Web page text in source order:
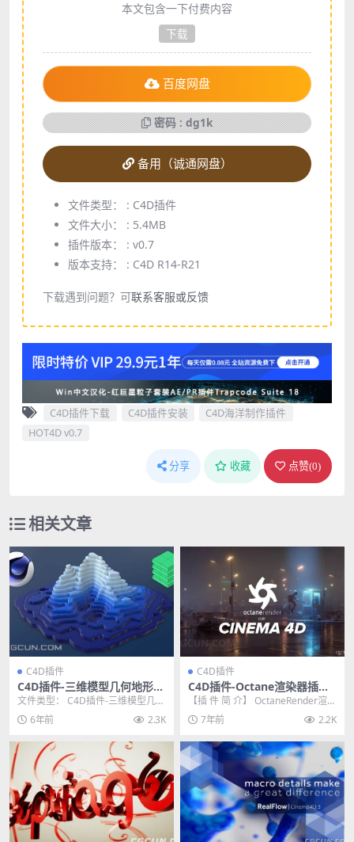
本文包含一下付费内容
下载
百度网盘
密码 : dg1k
备用（诚通网盘）
文件类型： : C4D插件
文件大小： : 5.4MB
插件版本： : v0.7
版本支持： : C4D R14-R21
下载遇到问题？可联系客服或反馈
C4D插件下载 C4D插件安装
C4D海洋制作插件
HOT4D v0.7
分享 收藏 点赞(0)
相关文章
C4D插件
C4D插件-三维模型几何地形图
形切片插件Toporizer 1.0 WI
N/MAC
文件类型： C4D插件-三维模型几何
地形图形切片插件Toporizer 1.0 ...
6年前 2.3K
C4D插件
C4D插件-Octane渲染器插件
Octane Render V3.07 WIN
版 免费下载
【插 件 简 介】 OctaneRender渲染
器是一款世界上第一个GPU-ac...
7年前 2.2K